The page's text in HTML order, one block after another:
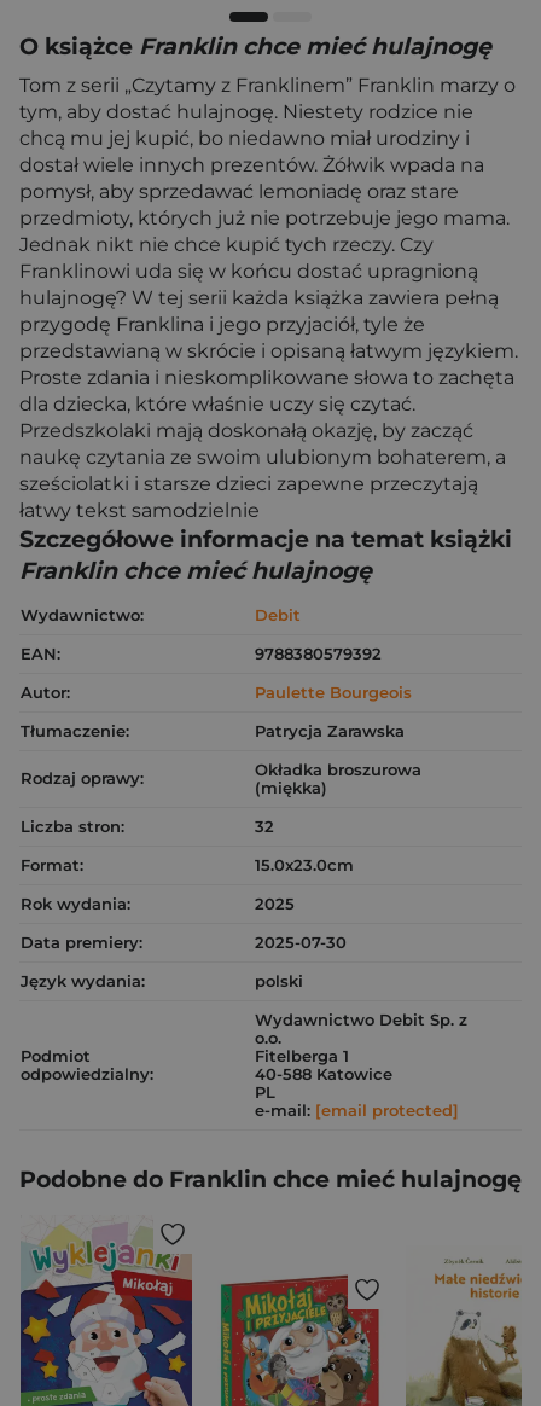
O książce Franklin chce mieć hulajnogę
Tom z serii „Czytamy z Franklinem” Franklin marzy o
tym, aby dostać hulajnogę. Niestety rodzice nie
chcą mu jej kupić, bo niedawno miał urodziny i
dostał wiele innych prezentów. Żółwik wpada na
pomysł, aby sprzedawać lemoniadę oraz stare
przedmioty, których już nie potrzebuje jego mama.
Jednak nikt nie chce kupić tych rzeczy. Czy
Franklinowi uda się w końcu dostać upragnioną
hulajnogę? W tej serii każda książka zawiera pełną
przygodę Franklina i jego przyjaciół, tyle że
przedstawianą w skrócie i opisaną łatwym językiem.
Proste zdania i nieskomplikowane słowa to zachęta
dla dziecka, które właśnie uczy się czytać.
Przedszkolaki mają doskonałą okazję, by zacząć
naukę czytania ze swoim ulubionym bohaterem, a
sześciolatki i starsze dzieci zapewne przeczytają
łatwy tekst samodzielnie
Szczegółowe informacje na temat książki
Franklin chce mieć hulajnogę
Wydawnictwo:
Debit
EAN:
9788380579392
Autor:
Paulette Bourgeois
Tłumaczenie:
Patrycja Zarawska
Rodzaj oprawy:
Okładka broszurowa
(miękka)
Liczba stron:
32
Format:
15.0x23.0cm
Rok wydania:
2025
Data premiery:
2025-07-30
Język wydania:
polski
Podmiot
odpowiedzialny:
Wydawnictwo Debit Sp. z
o.o.
Fitelberga 1
40-588 Katowice
PL
e-mail: [email protected]
Podobne do Franklin chce mieć hulajnogę